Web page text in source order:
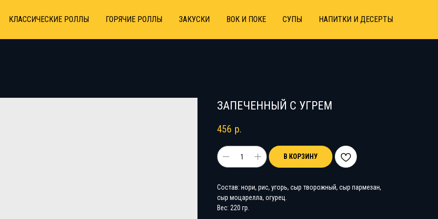
КЛАССИЧЕСКИЕ РОЛЛЫ ГОРЯЧИЕ РОЛЛЫ ЗАКУСКИ ВОК И ПОКЕ СУПЫ НАПИТКИ И ДЕСЕРТЫ
ЗАПЕЧЕННЫЙ С УГРЕМ
456 р.
В КОРЗИНУ
Состав: нори, рис, угорь, сыр творожный, сыр пармезан,
сыр моцарелла, огурец.
Вес: 220 гр.